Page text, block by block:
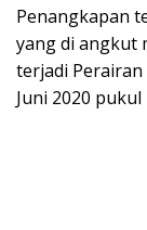
Penangkapan
yang di angkut
terjadi Perairan
Juni 2020 pukul